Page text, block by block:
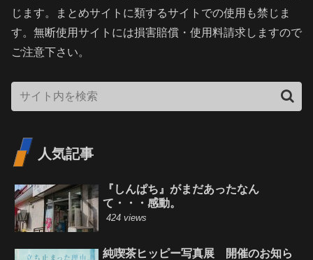
じます。まとめサイトに類するサイトでの使用も禁じま
す。無断使用サイトには損害賠償・使用料請求しますので
ご注意下さい。
人気記事
『しんぱち』がまだあったなん
て・・・感動。
424 views
純喫茶ヒッピー写真展 開催のお知ら